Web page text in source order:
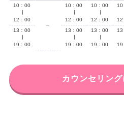
10：00
12：00
–
10：00
12：00
10：00
12：00
10
12
13：00
19：00
13：00
19：00
13：00
19：00
13
19
カウンセリン